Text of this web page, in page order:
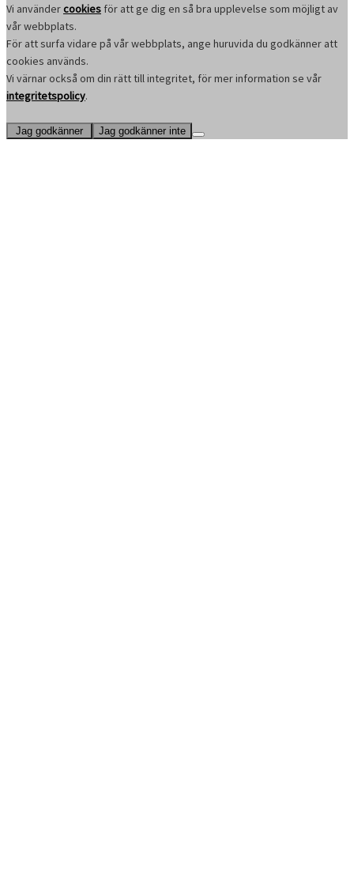
Vi användercookies för att ge dig en så bra upplevelse som möjligt av
vår webbplats.
För att surfa vidare på vår webbplats, ange huruvida du godkänner att
cookies används.
Vi värnar också om din rätt till integritet, för mer information se vår
integritetspolicy.
Jag godkänner Jag godkänner inte